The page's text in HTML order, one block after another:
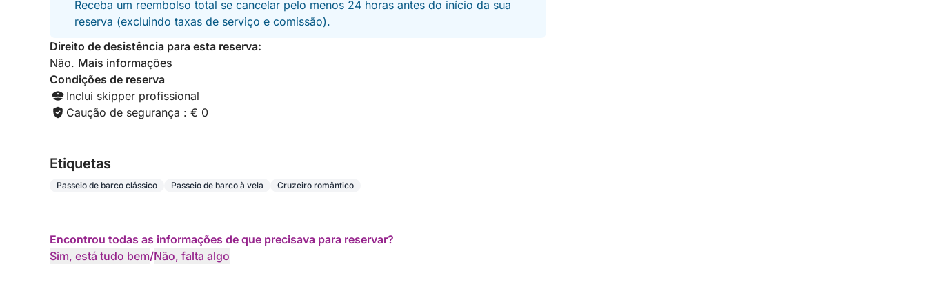
Receba um reembolso total se cancelar pelo menos 24 horas antes do início da sua
reserva (excluindo taxas de serviço e comissão).
Direito de desistência para esta reserva:
Não. Mais informações
Condições de reserva
Inclui skipper profissional
Caução de segurança : € 0
Etiquetas
Passeio de barco clássico Passeio de barco à vela Cruzeiro romântico
Encontrou todas as informações de que precisava para reservar?
Sim, está tudo bem/Não, falta algo